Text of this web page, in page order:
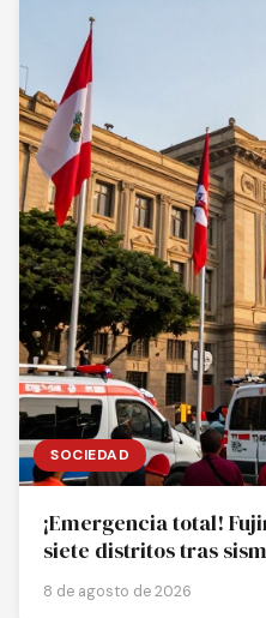
SOCIEDAD
¡Emergencia total!
siete distritos tras
8 de agosto de 2026